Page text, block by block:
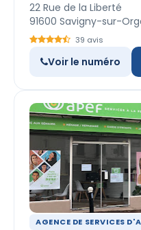
22 Rue de la Liberté
91600 Savigny-sur-
39 avis
Voir le numéro
AGENCE DE SERVICES